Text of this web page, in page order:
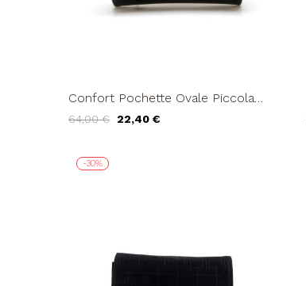
Confort Pochette Ovale Piccola
64,00 € 22,40 €
-30%